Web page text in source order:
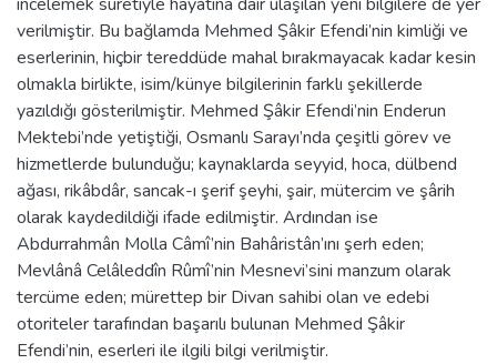
verilmiştir. Bu bağlamda Mehmed Şâkir Efendi’nin kimliği ve
eserlerinin, hiçbir tereddüde mahal bırakmayacak kadar kesin
olmakla birlikte, isim/künye bilgilerinin farklı şekillerde
yazıldığı gösterilmiştir. Mehmed Şâkir Efendi’nin Enderun
Mektebi’nde yetiştiği, Osmanlı Sarayı’nda çeşitli görev ve
hizmetlerde bulunduğu; kaynaklarda seyyid, hoca, dülbend
ağası, rikâbdâr, sancak-ı şerif şeyhi, şair, mütercim ve şârih
olarak kaydedildiği ifade edilmiştir. Ardından ise
Abdurrahmân Molla Câmî’nin Bahâristân’ını şerh eden;
Mevlânâ Celâleddîn Rûmî’nin Mesnevi’sini manzum olarak
tercüme eden; mürettep bir Divan sahibi olan ve edebi
otoriteler tarafından başarılı bulunan Mehmed Şâkir
Efendi’nin, eserleri ile ilgili bilgi verilmiştir.